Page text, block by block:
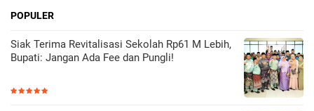
POPULER
Siak Terima Revitalisasi Sekolah Rp61 M Lebih,
Bupati: Jangan Ada Fee dan Pungli!